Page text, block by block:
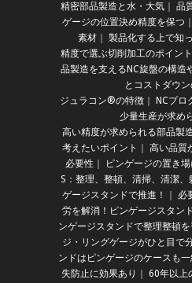
精密部品製造と水・大気
品
ゲージの位置決め精度を保つ
素材｜ 製品化する上で知
精度で選ぶ切削加工のポイント
品製造を支えるNC旋盤の構造
とコストダウ
ジュラコン®の特徴｜ NCプロ
少量生産が求め
高い精度が求められる部品製
考えたいポイント
高い品質
必要性
ピンゲージの置き
S：整理、整頓、清掃、清潔
ゲージスタンドで推進！
必
労を解消！ピンゲージスタン
ンゲージスタンドで整理整頓
ジ・リングゲージがひと目で
ンドはピンゲージのケースも
失防止に効果あり
60年以上